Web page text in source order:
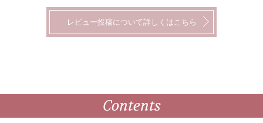
レビュー投稿について詳しくはこちら
Contents